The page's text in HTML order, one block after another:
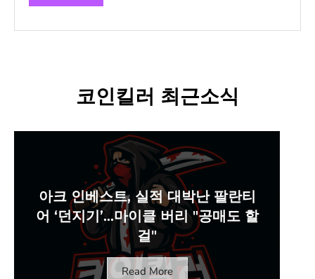
코인킬러 최근소식
아크 인베스트, 실적 대박난 팔란티
어 ‘던지기’…마이클 버리 "공매도 할
걸"
Read More